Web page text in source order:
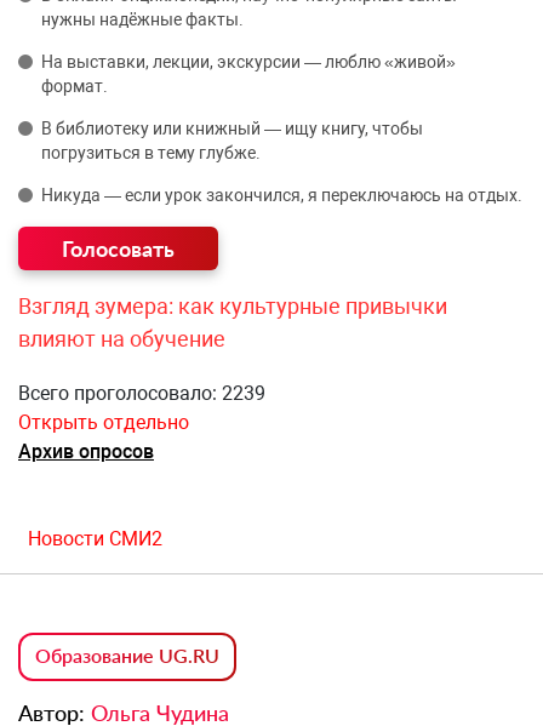
нужны надёжные факты.
На выставки, лекции, экскурсии — люблю «живой»
формат.
В библиотеку или книжный — ищу книгу, чтобы
погрузиться в тему глубже.
Никуда — если урок закончился, я переключаюсь на отдых.
Взгляд зумера: как культурные привычки
влияют на обучение
Всего проголосовало: 2239
Открыть отдельно
Архив опросов
Новости СМИ2
Образование UG.RU
Автор: Ольга Чудина